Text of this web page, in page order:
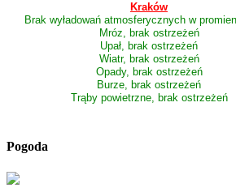
Kraków
Brak wyładowań atmosferycznych w
Mróz, brak ostrzeżeń
Upał, brak ostrzeżeń
Wiatr, brak ostrzeżeń
Opady, brak ostrzeżeń
Burze, brak ostrzeżeń
Trąby powietrzne, brak ostrzeżeń
Pogoda